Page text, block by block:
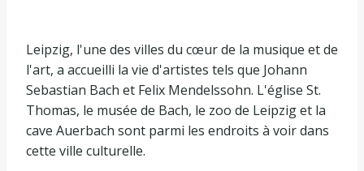
Leipzig, l'une des villes du cœur de la musique et de
l'art, a accueilli la vie d'artistes tels que Johann
Sebastian Bach et Felix Mendelssohn. L'église St.
Thomas, le musée de Bach, le zoo de Leipzig et la
cave Auerbach sont parmi les endroits à voir dans
cette ville culturelle.